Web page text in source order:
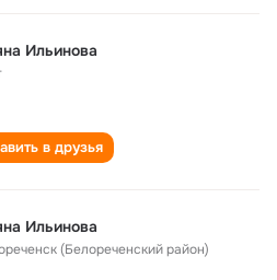
Ильинова
в друзья
Ильинова
(Белореченский район)